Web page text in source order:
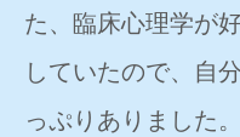
た、臨床心理学が
していたので、自
っぷりありました